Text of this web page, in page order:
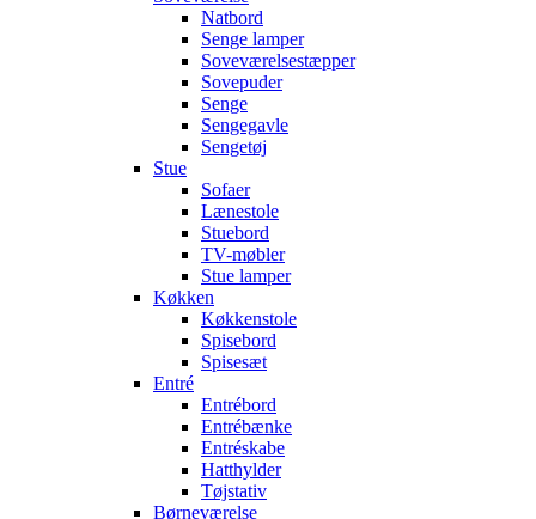
Natbord
Senge lamper
Soveværelsestæpper
Sovepuder
Senge
Sengegavle
Sengetøj
Stue
Sofaer
Lænestole
Stuebord
TV-møbler
Stue lamper
Køkken
Køkkenstole
Spisebord
Spisesæt
Entré
Entrébord
Entrébænke
Entréskabe
Hatthylder
Tøjstativ
Børneværelse